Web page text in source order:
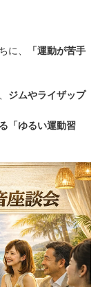
に、
「運動が苦手
ジムやライザップ
「ゆるい運動習